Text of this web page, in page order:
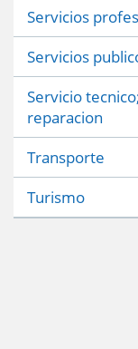
Servicios
Servicios
Servicio
reparacion
Transporte
Turismo